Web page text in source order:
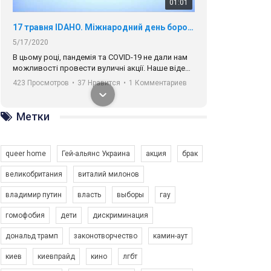
01:01
17 травня IDAHO. Міжнародний день боротьби з гомофобією трансфобією і біфобія.
5/17/2020
В цьому році, пандемія та COVІD-19 не дали нам
можливості провести вуличні акції. Наше відео-
звернення про те, що навіть коли ми у різних
містах та не можемо зустрінеться, ми разом. Ми
закликаємо всіх хто поділяє цінності рівності та
солідарності, приєднатися до нас. Регіональні
підрозділи ГАУ є в 16 областях України.
423 Просмотров • 37 Нравится • 1 Комментариев
Зупинимо насильство проти ЛГБТ в Україні! Stop violence against LGBT in Ukraine!
Емоційний та вражаючий промо-ролік на
Метки
queer home Гей-альянс Украина акция брак
великобритания виталий милонов
владимир путин власть выборы гау
гомофобия дети дискриминация
дональд трамп законотворчество камин-аут
киев киевпрайд кино лгбт